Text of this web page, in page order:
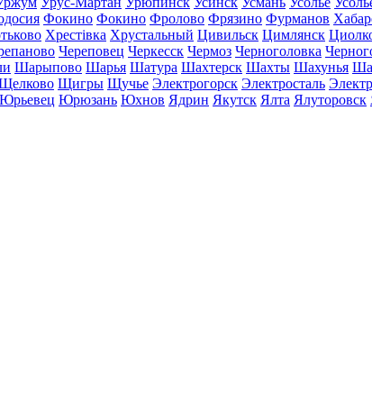
Фокино Фокино Фролово Фрязино Фурманов
Хрестівка Хрустальный Цивильск Цимлянск
Череповец Черкесск Чермоз Черноголовка
Шарыпово Шарья Шатура Шахтерск Шахты Шахунья
Щигры Щучье Электрогорск Электросталь
Юрьевец Юрюзань Юхнов Ядрин Якутск Ялта Ялуторовск